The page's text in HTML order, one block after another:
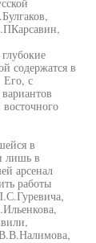
содержатся в
с
в
лишь в
арсенал
работы